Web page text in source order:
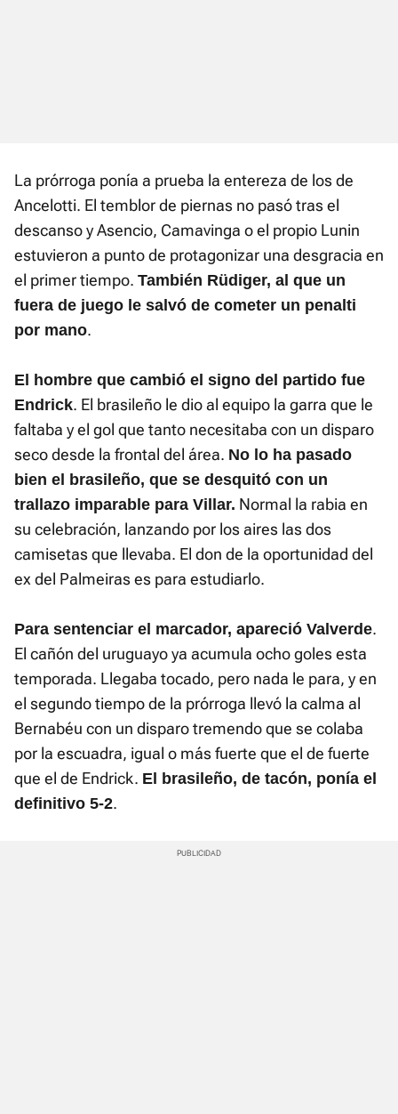
La prórroga ponía a prueba la entereza de los de
Ancelotti. El temblor de piernas no pasó tras el
descanso y Asencio, Camavinga o el propio Lunin
estuvieron a punto de protagonizar una desgracia en
el primer tiempo. También Rüdiger, al que un
fuera de juego le salvó de cometer un penalti
por mano.
El hombre que cambió el signo del partido fue
Endrick. El brasileño le dio al equipo la garra que le
faltaba y el gol que tanto necesitaba con un disparo
seco desde la frontal del área. No lo ha pasado
bien el brasileño, que se desquitó con un
trallazo imparable para Villar. Normal la rabia en
su celebración, lanzando por los aires las dos
camisetas que llevaba. El don de la oportunidad del
ex del Palmeiras es para estudiarlo.
Para sentenciar el marcador, apareció Valverde.
El cañón del uruguayo ya acumula ocho goles esta
temporada. Llegaba tocado, pero nada le para, y en
el segundo tiempo de la prórroga llevó la calma al
Bernabéu con un disparo tremendo que se colaba
por la escuadra, igual o más fuerte que el de fuerte
que el de Endrick. El brasileño, de tacón, ponía el
definitivo 5-2.